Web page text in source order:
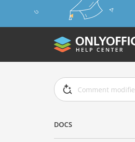
DOCS